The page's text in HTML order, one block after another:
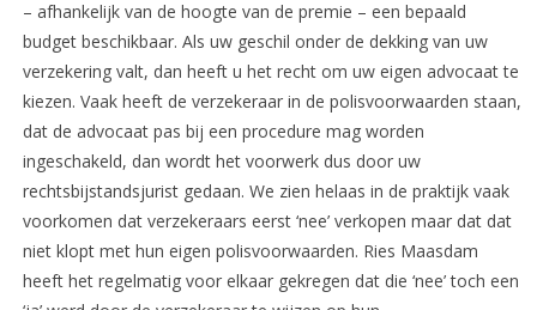
– afhankelijk van de hoogte van de premie – een bepaald
budget beschikbaar. Als uw geschil onder de dekking van uw
verzekering valt, dan heeft u het recht om uw eigen advocaat te
kiezen. Vaak heeft de verzekeraar in de polisvoorwaarden staan,
dat de advocaat pas bij een procedure mag worden
ingeschakeld, dan wordt het voorwerk dus door uw
rechtsbijstandsjurist gedaan. We zien helaas in de praktijk vaak
voorkomen dat verzekeraars eerst ‘nee’ verkopen maar dat dat
niet klopt met hun eigen polisvoorwaarden. Ries Maasdam
heeft het regelmatig voor elkaar gekregen dat die ‘nee’ toch een